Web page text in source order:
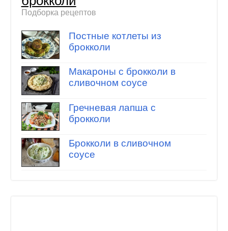
Подборка рецептов
Постные котлеты из
брокколи
Макароны с брокколи в
сливочном соусе
Гречневая лапша с
брокколи
Брокколи в сливочном
соусе